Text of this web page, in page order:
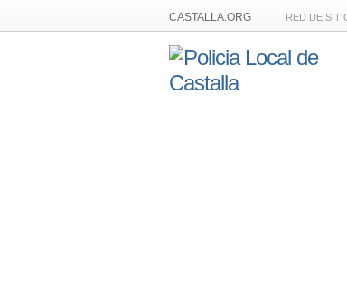
CASTALLA.ORG RED DE